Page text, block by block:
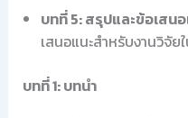
บทที่ 5: สรุปและข้อเสน
เสนอแนะสำหรับงานวิจัย
บทที่ 1: บทนำ